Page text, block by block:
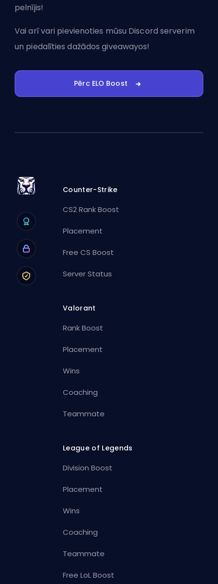
pelnījis!
Vai arī vari pievienoties mūsu Discord serverim
un piedalīties dažādos giveawayos!
Pērc ELO Boost
Counter-Strike
CS2 Rank Boost
Placement
Free CS Boost
Server Status
Valorant
Rank Boost
Placement
Wins
Coaching
Teammate
League of Legends
Division Boost
Placement
Wins
Coaching
Teammate
Free LoL Boost